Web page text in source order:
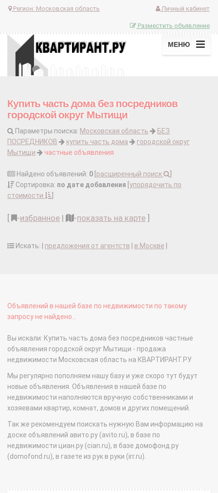
Регион: Московская область Личный кабинет
Разместить объявление
МЕНЮ
Купить часть дома без посредников
городской округ Мытищи
Параметры поиска: Московская область
БЕЗ
ПОСРЕДНИКОВ
купить часть дома
городской округ
Мытищи
частные объявления
Найдено объявлений: 0 расширенный поиск
Сортировка: по дате добавления упорядочить по
стоимости
-избранное | -показать на карте
Искать: | предложения от агентств в Москве
Объявлений в нашей базе по недвижимости по такому
запросу не найдено...
Вы искали: Купить часть дома без посредников частные
объявления городской округ Мытищи - продажа
недвижимости Московская область на КВАРТИРАНТ.РУ
Мы регулярно пополняем нашу базу и уже скоро тут будут
новые объявления. Объявления в нашей базе по
недвижимости наполняются вручную собственниками и
хозяевами квартир, комнат, домов и других помещений.
Так же рекомендуем поискать нужную Вам информацию на
доске объявлений авито.ру (avito.ru), в базе по
недвижимости циан.ру (cian.ru), в базе домофонд.ру
(domofond.ru), в газете из рук в руки (irr.ru).